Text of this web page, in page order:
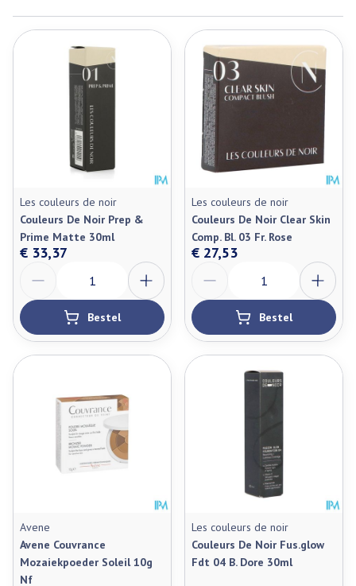
Les couleurs de noir
Couleurs De Noir Prep &
Prime Matte 30ml
€ 33,37
Bestel
Les couleurs de noir
Couleurs De Noir Clear Skin
Comp. Bl. 03 Fr. Rose
€ 27,53
Bestel
Avene
Avene Couvrance
Mozaiekpoeder Soleil 10g
Nf
Les couleurs de noir
Couleurs De Noir Fus.glow
Fdt 04 B. Dore 30ml